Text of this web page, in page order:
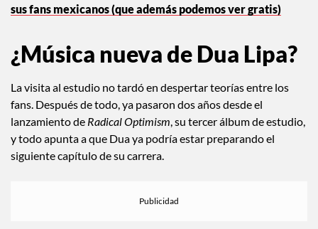
sus fans mexicanos (que además podemos ver gratis)
¿Música nueva de Dua Lipa?
La visita al estudio no tardó en despertar teorías entre los
fans. Después de todo, ya pasaron dos años desde el
lanzamiento de Radical Optimism, su tercer álbum de estudio,
y todo apunta a que Dua ya podría estar preparando el
siguiente capítulo de su carrera.